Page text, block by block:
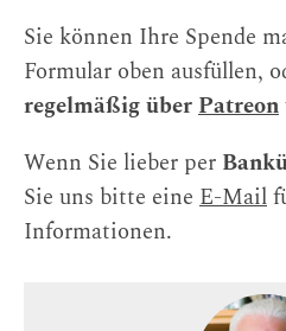
Sie können Ihre Spende
Formular oben ausfüllen,
regelmäßig überPatreon
Wenn Sie lieber per
Sie uns bitte eine E-Mail
Informationen.